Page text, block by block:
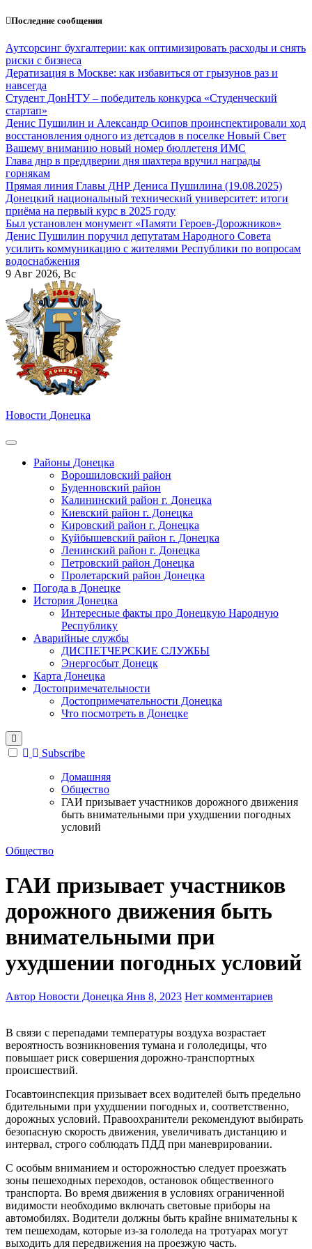
Перейти
содержанию
Последние сообщения
Аутсорсинг бухгалтерии: как оптимизировать расходы и снять
риски с бизнеса
Дератизация в Москве: как избавиться от грызунов раз и
навсегда
Студент ДонНТУ – победитель конкурса «Студенческий
стартап»
Денис Пушилин и Александр Осипов проинспектировали ход
восстановления одного из детсадов в поселке Новый Свет
Вашему вниманию новый номер бюллетеня ИМС
Глава днр в преддверии дня шахтера вручил награды
горнякам
Прямая линия Главы ДНР Дениса Пушилина (19.08.2025)
Донецкий национальный технический университет: итоги
приёма на первый курс в 2025 году
Был установлен монумент «Памяти Героев-Дорожников»
Денис Пушилин поручил депутатам Народного Совета
усилить коммуникацию с жителями Республики по вопросам
водоснабжения
9 Авг 2026, Вс
Новости Донецка
Районы Донецка
Ворошиловский район
Буденновский район
Калининский район г. Донецка
Киевский район г. Донецка
Кировский район г. Донецка
Куйбышевский район г. Донецка
Ленинский район г. Донецка
Петровский район Донецка
Пролетарский район Донецка
Погода в Донецке
История Донецка
Интересные факты про Донецкую Народную
Республику
Аварийные службы
ДИСПЕТЧЕРСКИЕ СЛУЖБЫ
Энергосбыт Донецк
Карта Донецка
Достопримечательности
Достопримечательности Донецка
Что посмотреть в Донецке
Subscribe
Домашняя
Общество
ГАИ призывает участников дорожного движения
быть внимательными при ухудшении погодных
условий
Общество
ГАИ призывает участников
дорожного движения быть
внимательными при
ухудшении погодных условий
Автор Новости Донецка Янв 8, 2023 Нет комментариев
В связи с перепадами температуры воздуха возрастает
вероятность возникновения тумана и гололедицы, что
повышает риск совершения дорожно-транспортных
происшествий.
Госавтоинспекция призывает всех водителей быть предельно
бдительными при ухудшении погодных и, соответственно,
дорожных условий. Правоохранители рекомендуют выбирать
безопасную скорость движения, увеличивать дистанцию и
интервал, строго соблюдать ПДД при маневрировании.
С особым вниманием и осторожностью следует проезжать
зоны пешеходных переходов, остановок общественного
транспорта. Во время движения в условиях ограниченной
видимости необходимо включать световые приборы на
автомобилях. Водители должны быть крайне внимательны к
тем пешеходам, которые из-за гололеда на тротуарах могут
выходить для передвижения на проезжую часть.